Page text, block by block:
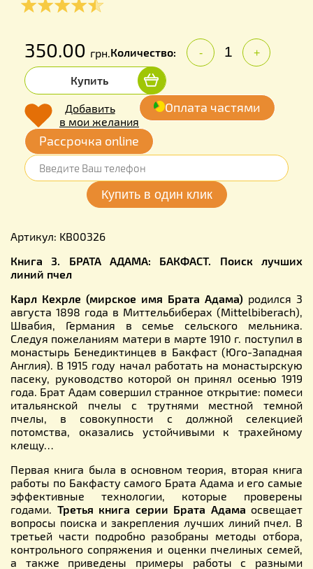
350.00 грн.Количество: - +
Купить
Добавить
в мои желания
Оплата частями
Рассрочка online
Артикул: KB00326
Книга 3. БРАТА АДАМА: БАКФАСТ. Поиск лучших
линий пчел
Карл Кехрле (мирское имя Брата Адама) родился 3
августа 1898 года в Миттельбиберах (Mittelbiberach),
Швабия, Германия в семье сельского мельника.
Следуя пожеланиям матери в марте 1910 г. поступил в
монастырь Бенедиктинцев в Бакфаст (Юго-Западная
Англия). В 1915 году начал работать на монастырскую
пасеку, руководство которой он принял осенью 1919
года. Брат Адам совершил странное открытие: помеси
итальянской пчелы с трутнями местной темной
пчелы, в совокупности с должной селекцией
потомства, оказались устойчивыми к трахейному
клещу…
Первая книга была в основном теория, вторая книга
работы по Бакфасту самого Брата Адама и его самые
эффективные технологии, которые проверены
годами. Третья книга серии Брата Адама освещает
вопросы поиска и закрепления лучших линий пчел. В
третьей части подробно разобраны методы отбора,
контрольного сопряжения и оценки пчелиных семей,
а также приведены примеры работы с разными